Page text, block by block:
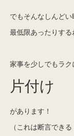
でもそんなしんど
最低限あったりす
家事を少しでもラク
片付け
があります！
（これは断言できる